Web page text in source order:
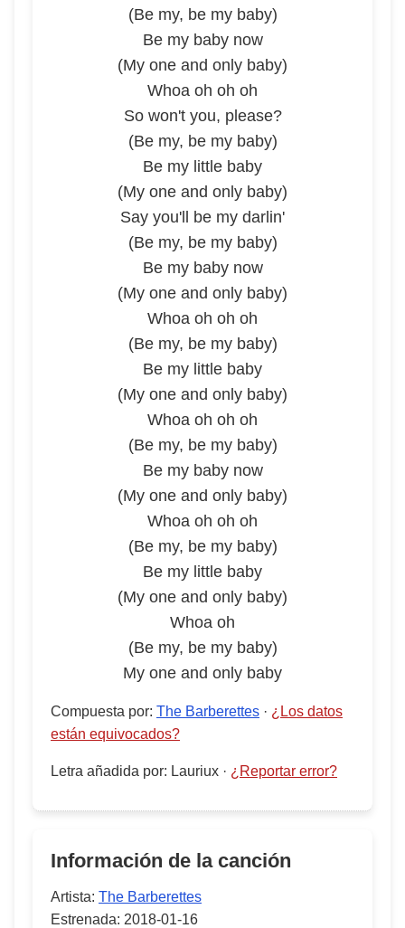
(Be my, be my baby)
Be my baby now
(My one and only baby)
Whoa oh oh oh
So won't you, please?
(Be my, be my baby)
Be my little baby
(My one and only baby)
Say you'll be my darlin'
(Be my, be my baby)
Be my baby now
(My one and only baby)
Whoa oh oh oh
(Be my, be my baby)
Be my little baby
(My one and only baby)
Whoa oh oh oh
(Be my, be my baby)
Be my baby now
(My one and only baby)
Whoa oh oh oh
(Be my, be my baby)
Be my little baby
(My one and only baby)
Whoa oh
(Be my, be my baby)
My one and only baby
Compuesta por: The Barberettes · ¿Los datos
están equivocados?
Letra añadida por: Lauriux · ¿Reportar error?
Información de la canción
Artista: The Barberettes
Estrenada: 2018-01-16